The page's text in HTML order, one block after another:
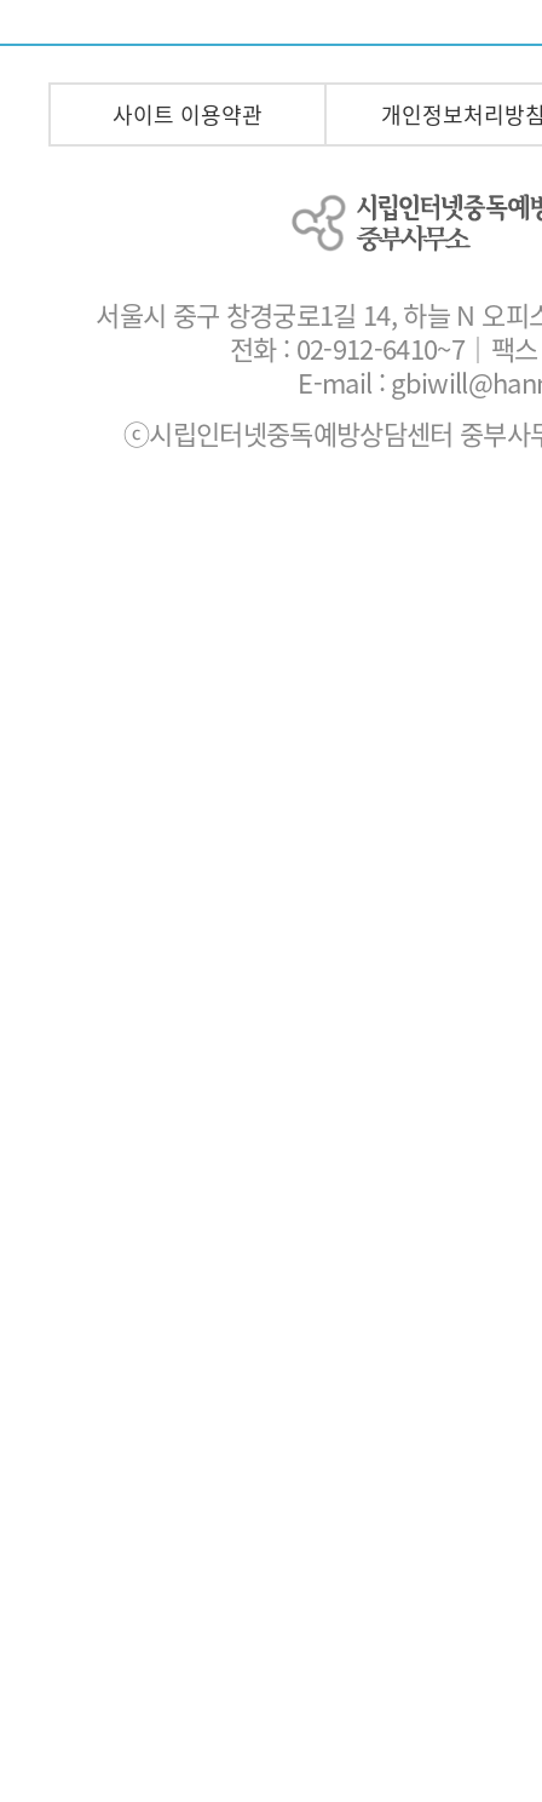
사이트 이용약관 개인정보처리방
서울시 중구 창경궁로1길 14, 하늘 N 오
전화 : 02-912-6410~7 ｜팩
E-mail :
ⓒ시립인터넷중독예방상담센터 중부